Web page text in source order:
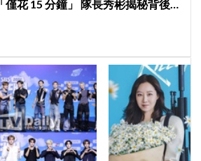
「僅花 15 分鐘」 隊長秀彬揭秘背後原